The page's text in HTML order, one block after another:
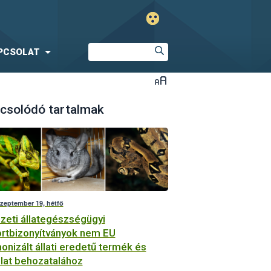
tartalmak
19, hétfő
állategészségügyi
nem EU
állati eredetű termék és
behozatalához